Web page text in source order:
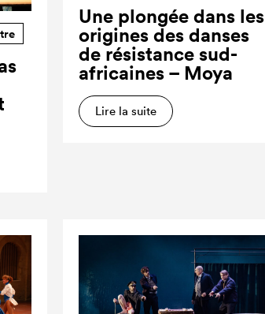
Une plongée dans les
origines des danses
de résistance sud-
africaines – Moya
Lire la suite